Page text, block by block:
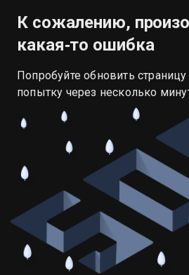
К сожалению,
какая‑то ошибка
Попробуйте обновить
попытку через несколько